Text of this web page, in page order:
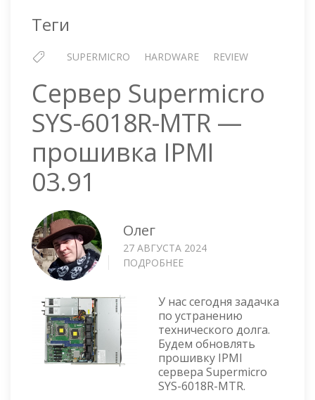
Теги
SUPERMICRO HARDWARE REVIEW
Сервер Supermicro
SYS-6018R-MTR —
прошивка IPMI
03.91
Олег
27 АВГУСТА 2024
ПОДРОБНЕЕ
SYS-
6018R-
MTR
—
ПРОШИВКА
IPMI
У нас сегодня задачка
по устранению
технического долга.
Будем обновлять
прошивку IPMI
сервера Supermicro
SYS-6018R-MTR.